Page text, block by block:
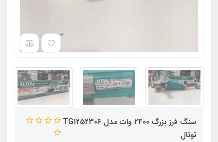
سنگ فرز بزرگ 2400 وات مدل TG1252306
توتال